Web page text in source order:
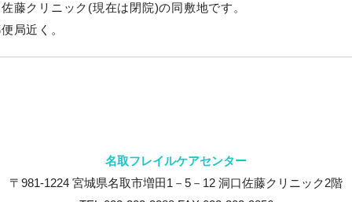
藤クリニック(現在は閉院)の同敷地です。
局近く。
名取フレイルケアセンター
〒981-1224 宮城県名取市増田1－5－12 洞口佐藤クリニック2階